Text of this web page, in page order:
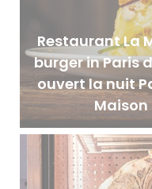
Restaurant La
burger in Paris
ouvert la nuit